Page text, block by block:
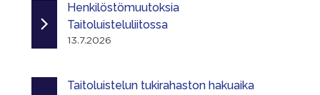
Henkilöstömuutoksia
Taitoluisteluliitossa
13.7.2026
Taitoluistelun tukirahaston hakuaika